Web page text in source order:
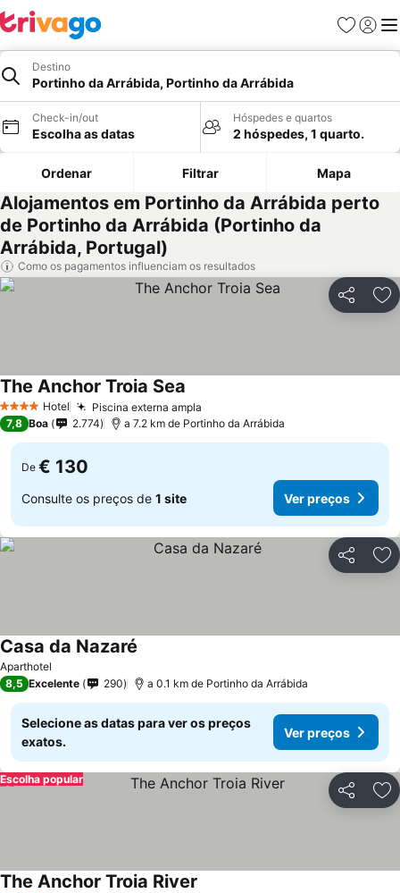
Favoritos
Iniciar
Destino
Portinho da Arrábida, Portinho da Arrábida
Check-in/out
Escolha as datas
Hóspedes e quartos
2 hóspedes, 1 quarto.
Ordenar Filtrar Mapa
Alojamentos em Portinho da Arrábida perto
de Portinho da Arrábida (Portinho da
Arrábida, Portugal)
Como os pagamentos influenciam os resultados
Partilhar
4 EstrelasHotel Piscina externa ampla
The Anchor Troia Sea
7,8 Boa 2.774 a 7.2 km de Portinho da Arrábida
De € 130
Consulte os preços de 1 site Ver preços
Partilhar
Aparthotel
Casa da Nazaré
8,5 Excelente 290 a 0.1 km de Portinho da Arrábida
Selecione as datas para ver os preços
exatos.
Ver preços
Partilhar
Escolha popular
The Anchor Troia River